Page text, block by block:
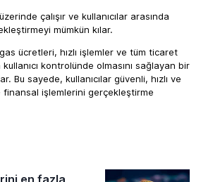
çalışır ve kullanıcılar arasında
mümkün kılar.
ücretleri, hızlı işlemler ve tüm ticaret
kontrolünde olmasını sağlayan bir
Bu sayede, kullanıcılar güvenli, hızlı ve
işlemlerini gerçekleştirme
en fazla